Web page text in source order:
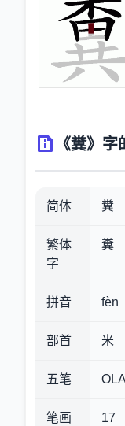
《糞》
简体 糞
繁体
字
糞
拼音 fèn
部首 米
五笔
笔画
17